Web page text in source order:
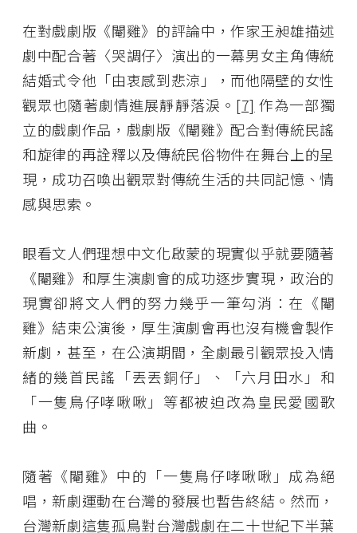
在對戲劇版《閹雞》的評論中，作家王昶雄描述
劇中配合著〈哭調仔〉演出的一幕男女主角傳統
結婚式令他「由衷感到悲涼」，而他隔壁的女性
觀眾也隨著劇情進展靜靜落淚。 [7] 作為一部獨
立的戲劇作品，戲劇版《閹雞》配合對傳統民謠
和旋律的再詮釋以及傳統民俗物件在舞台上的呈
現，成功召喚出觀眾對傳統生活的共同記憶、情
感與思索。
眼看文人們理想中文化啟蒙的現實似乎就要隨著
《閹雞》和厚生演劇會的成功逐步實現，政治的
現實卻將文人們的努力幾乎一筆勾消：在《閹
雞》結束公演後，厚生演劇會再也沒有機會製作
新劇，甚至，在公演期間，全劇最引觀眾投入情
緒的幾首民謠「丟丟銅仔」、「六月田水」和
「一隻鳥仔哮啾啾」等都被迫改為皇民愛國歌
曲。
隨著《閹雞》中的「一隻鳥仔哮啾啾」成為絕
唱，新劇運動在台灣的發展也暫告終結。然而，
台灣新劇這隻孤鳥對台灣戲劇在二十世紀下半葉